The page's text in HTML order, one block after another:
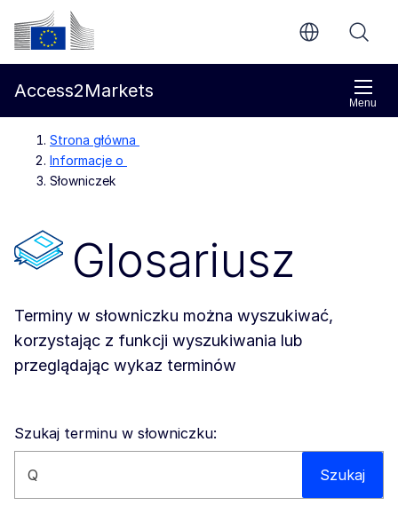
Przejdź do głównej treści
Komisja Europejska
Menu
Access2Markets
Strona główna
Informacje o
Słowniczek
Glosariusz
Terminy w słowniczku można wyszukiwać,
korzystając z funkcji wyszukiwania lub
przeglądając wykaz terminów
Szukaj terminu w słowniczku:
Wyszukaj na tej stronie Szukaj